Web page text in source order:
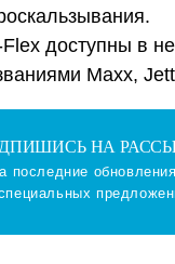
доступны в
Maxx,
НА
последние